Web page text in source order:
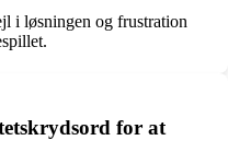
i løsningen og frustration
for at